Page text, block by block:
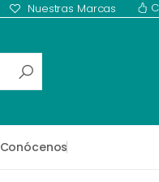
Nuestras Marcas
Conócenos